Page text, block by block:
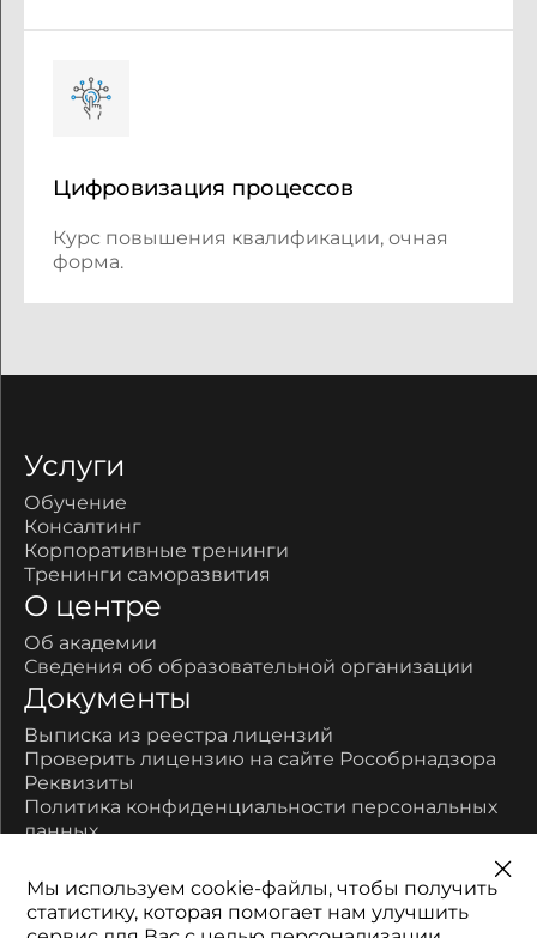
Цифровизация процессов
Курс повышения квалификации, очная
форма.
Услуги
Обучение
Консалтинг
Корпоративные тренинги
Тренинги саморазвития
О центре
Об академии
Сведения об образовательной организации
Документы
Выписка из реестра лицензий
Проверить лицензию на сайте Рособрнадзора
Реквизиты
Политика конфиденциальности персональных
данных
450077, Республика Башкортостан, город Уфа,
улица Цюрупы, дом 17
Мы используем cookie-файлы, чтобы получить
статистику, которая помогает нам улучшить